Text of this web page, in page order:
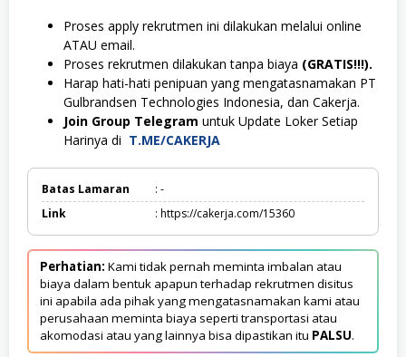
Proses apply rekrutmen ini dilakukan melalui online
ATAU email.
Proses rekrutmen dilakukan tanpa biaya (GRATIS!!!).
Harap hati-hati penipuan yang mengatasnamakan PT
Gulbrandsen Technologies Indonesia, dan Cakerja.
Join Group Telegram untuk Update Loker Setiap
Harinya di T.ME/CAKERJA
Batas Lamaran
: -
Link
: https://cakerja.com/15360
Perhatian: Kami tidak pernah meminta imbalan atau
biaya dalam bentuk apapun terhadap rekrutmen disitus
ini apabila ada pihak yang mengatasnamakan kami atau
perusahaan meminta biaya seperti transportasi atau
akomodasi atau yang lainnya bisa dipastikan itu PALSU.